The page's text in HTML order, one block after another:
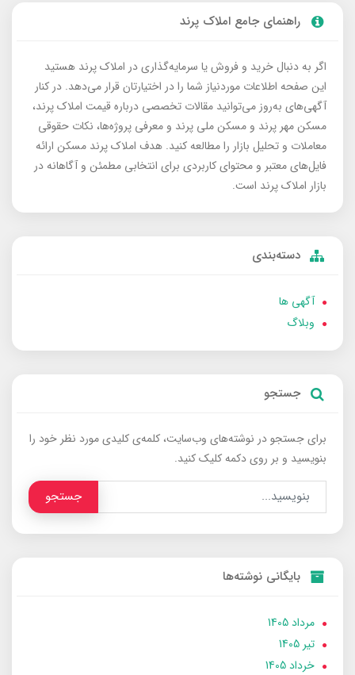
راهنمای جامع املاک پرند
اگر به دنبال خرید و فروش یا سرمایه‌گذاری در املاک پرند هستید
این صفحه اطلاعات موردنیاز شما را در اختیارتان قرار می‌دهد. در کنار
آگهی‌های به‌روز می‌توانید مقالات تخصصی درباره قیمت املاک پرند،
مسکن مهر پرند و مسکن ملی پرند و معرفی پروژه‌ها، نکات حقوقی
معاملات و تحلیل بازار را مطالعه کنید. هدف املاک پرند مسکن ارائه
فایل‌های معتبر و محتوای کاربردی برای انتخابی مطمئن و آگاهانه در
بازار املاک پرند است.
دسته‌بندی
آگهی ها
وبلاگ
جستجو
برای جستجو در نوشته‌های وب‌سایت، کلمه‌ی کلیدی مورد نظر خود را
بنویسید و بر روی دکمه کلیک کنید.
جستجو
بایگانی نوشته‌ها
مرداد 1405
تير 1405
خرداد 1405